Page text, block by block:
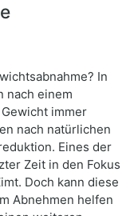
In
nach einem
immer
nach natürlichen
Eines der
Zeit in den Fokus
Doch kann diese
Abnehmen helfen